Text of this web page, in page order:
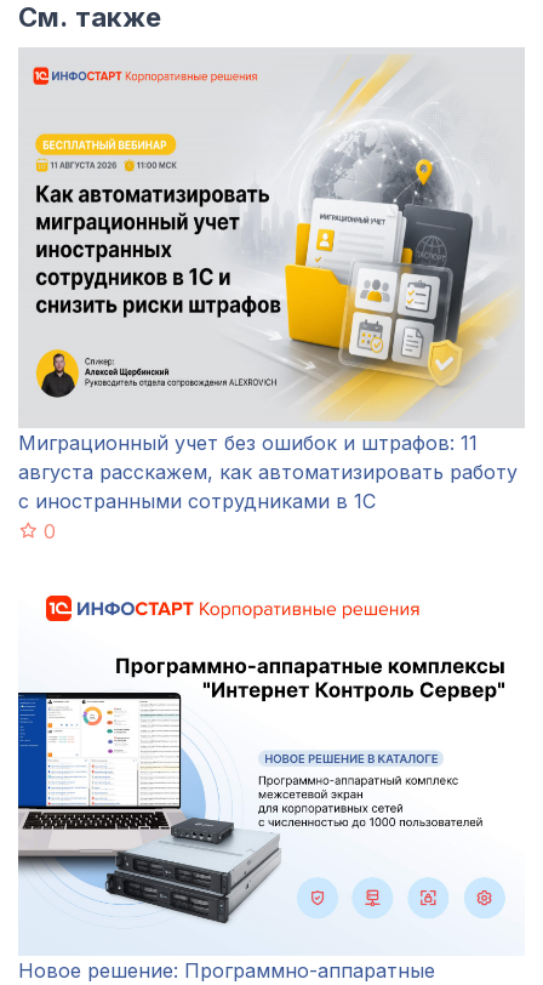
См. также
Миграционный учет без ошибок и штрафов: 11
августа расскажем, как автоматизировать работу
с иностранными сотрудниками в 1С
0
Новое решение: Программно-аппаратные